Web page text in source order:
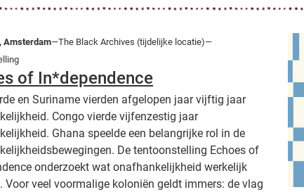
Amsterdam—The Black Archives (tijdelijke locatie)—
of In*dependence
en Suriname vierden afgelopen jaar vijftig jaar
Congo vierde vijfenzestig jaar
Ghana speelde een belangrijke rol in de
De tentoonstelling Echoes of
onderzoekt wat onafhankelijkheid werkelijk
Voor veel voormalige koloniën geldt immers: de vlag